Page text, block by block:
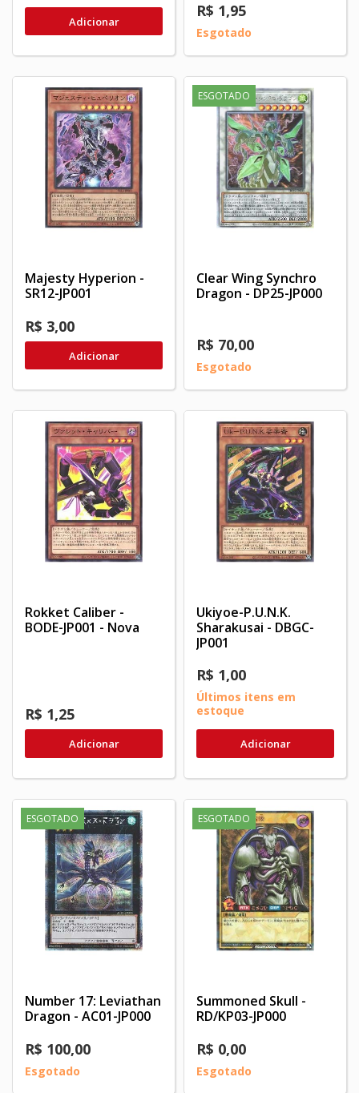
Adicionar
R$ 1,95
Esgotado
Majesty Hyperion -
SR12-JP001
R$ 3,00
Adicionar
ESGOTADO
Clear Wing Synchro
Dragon - DP25-JP000
R$ 70,00
Esgotado
Rokket Caliber -
BODE-JP001 - Nova
R$ 1,25
Adicionar
Ukiyoe-P.U.N.K.
Sharakusai - DBGC-
JP001
R$ 1,00
Últimos itens em
estoque
Adicionar
ESGOTADO
Number 17: Leviathan
Dragon - AC01-JP000
R$ 100,00
Esgotado
ESGOTADO
Summoned Skull -
RD/KP03-JP000
R$ 0,00
Esgotado